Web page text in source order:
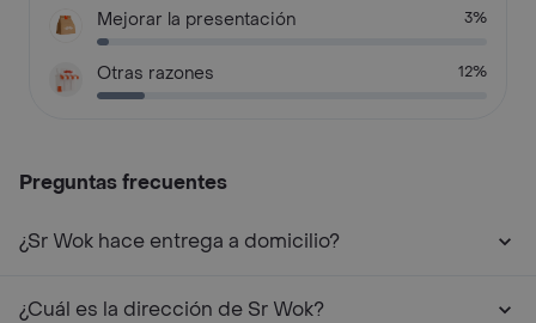
Mejorar la presentación 3%
Otras razones 12%
Preguntas frecuentes
¿Sr Wok hace entrega a domicilio?
¿Cuál es la dirección de Sr Wok?